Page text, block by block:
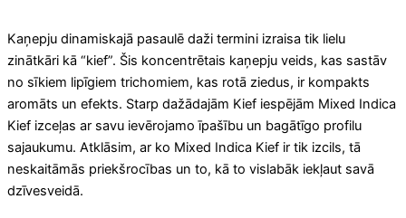
Kaņepju dinamiskajā pasaulē daži termini izraisa tik lielu
zinātkāri kā “kief”. Šis koncentrētais kaņepju veids, kas sastāv
no sīkiem lipīgiem trichomiem, kas rotā ziedus, ir kompakts
aromāts un efekts. Starp dažādajām Kief iespējām Mixed Indica
Kief izceļas ar savu ievērojamo īpašību un bagātīgo profilu
sajaukumu. Atklāsim, ar ko Mixed Indica Kief ir tik izcils, tā
neskaitāmās priekšrocības un to, kā to vislabāk iekļaut savā
dzīvesveidā.